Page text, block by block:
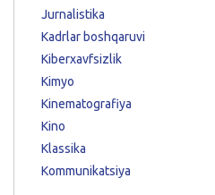
Jurnalistika
Kadrlar boshqaruvi
Kiberxavfsizlik
Kimyo
Kinematografiya
Kino
Klassika
Kommunikatsiya